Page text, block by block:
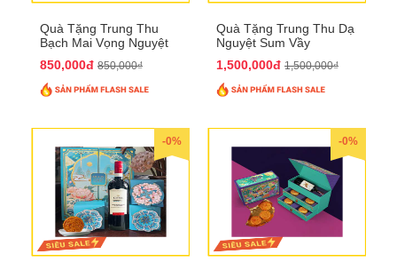
Quà Tặng Trung Thu
Bạch Mai Vọng Nguyệt
850,000đ 850,000₫
Quà Tặng Trung Thu Dạ
Nguyệt Sum Vầy
1,500,000đ 1,500,000₫
-0% -0%